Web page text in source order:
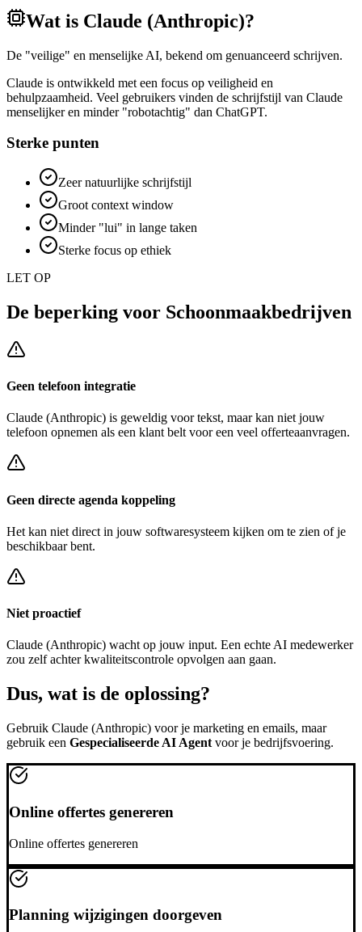
Wat is Claude (Anthropic)?
De "veilige" en menselijke AI, bekend om genuanceerd schrijven.
Claude is ontwikkeld met een focus op veiligheid en
behulpzaamheid. Veel gebruikers vinden de schrijfstijl van Claude
menselijker en minder "robotachtig" dan ChatGPT.
Sterke punten
Zeer natuurlijke schrijfstijl
Groot context window
Minder "lui" in lange taken
Sterke focus op ethiek
LET OP
De beperking voor Schoonmaakbedrijven
Geen telefoon integratie
Claude (Anthropic) is geweldig voor tekst, maar kan niet jouw
telefoon opnemen als een klant belt voor een veel offerteaanvragen.
Geen directe agenda koppeling
Het kan niet direct in jouw softwaresysteem kijken om te zien of je
beschikbaar bent.
Niet proactief
Claude (Anthropic) wacht op jouw input. Een echte AI medewerker
zou zelf achterkwaliteitscontrole opvolgen aan gaan.
Dus, wat is de oplossing?
Gebruik Claude (Anthropic) voor je marketing en emails, maar
gebruik een Gespecialiseerde AI Agent voor je bedrijfsvoering.
Online offertes genereren
Online offertes genereren
Planning wijzigingen doorgeven